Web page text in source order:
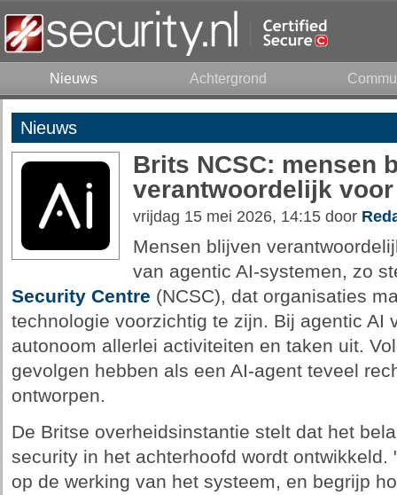
Nieuws Achtergrond
Nieuws
Brits NCSC: mensen
verantwoordelijk
vrijdag 15 mei 2026, 14:15 door
Mensen blijven
van agentic AI-systemen, zo
Security Centre (NCSC), dat organisaties
technologie voorzichtig te zijn. Bij agentic AI
autonoom allerlei activiteiten en taken uit.
gevolgen hebben als een AI-agent teveel
ontworpen.
De Britse overheidsinstantie stelt dat het
security in het achterhoofd wordt
op de werking van het systeem, en begrijp